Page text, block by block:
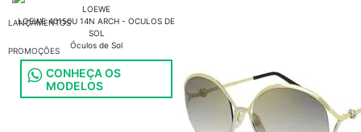
LANÇAMENTOS
PROMOÇÕES
LOEWE
LOEWE 40150U 14N ARCH - OCULOS DE
SOL
Óculos de Sol
CONHEÇA OS
MODELOS